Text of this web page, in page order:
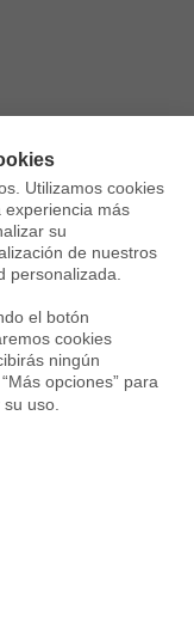
Utilizamos cookies
más
su
de nuestros
personalizada.
el botón
cookies
ningún
opciones” para
uso.